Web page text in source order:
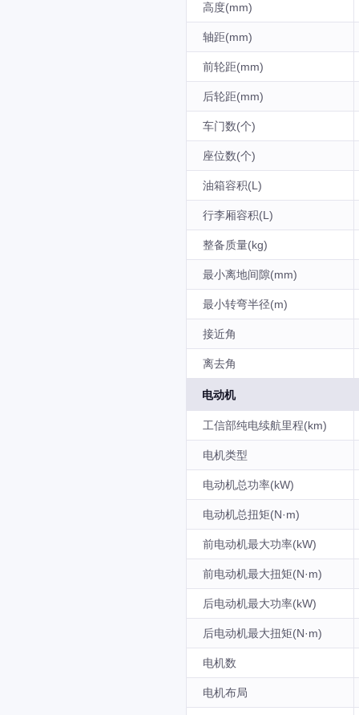
高度(mm)
轴距(mm)
前轮距(mm)
后轮距(mm)
车门数(个)
座位数(个)
油箱容积(L)
行李厢容积(L)
整备质量(kg)
最小离地间隙(mm)
最小转弯半径(m)
接近角
离去角
电动机
工信部纯电续航里程(km)
电机类型
电动机总功率(kW)
电动机总扭矩(N·m)
前电动机最大功率(kW)
前电动机最大扭矩(N·m)
后电动机最大功率(kW)
后电动机最大扭矩(N·m)
电机数
电机布局